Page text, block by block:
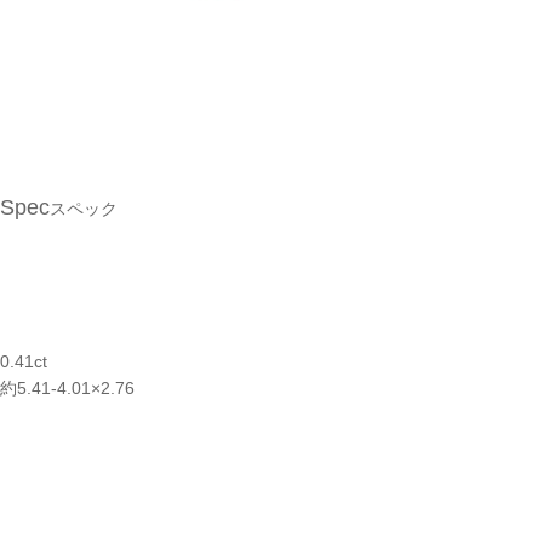
Specスペック
0.41ct
約5.41-4.01×2.76